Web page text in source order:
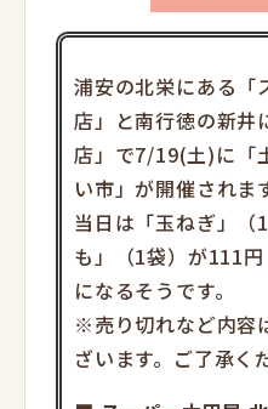
浦安の北栄にある「
店」と南行徳の新
店」で7/19(土)に「
い市」が開催されま
当日は「玉ねぎ」（
も」（1袋）が111
になるそうです。
※売り切れなど内容
ざいます。ご了承く